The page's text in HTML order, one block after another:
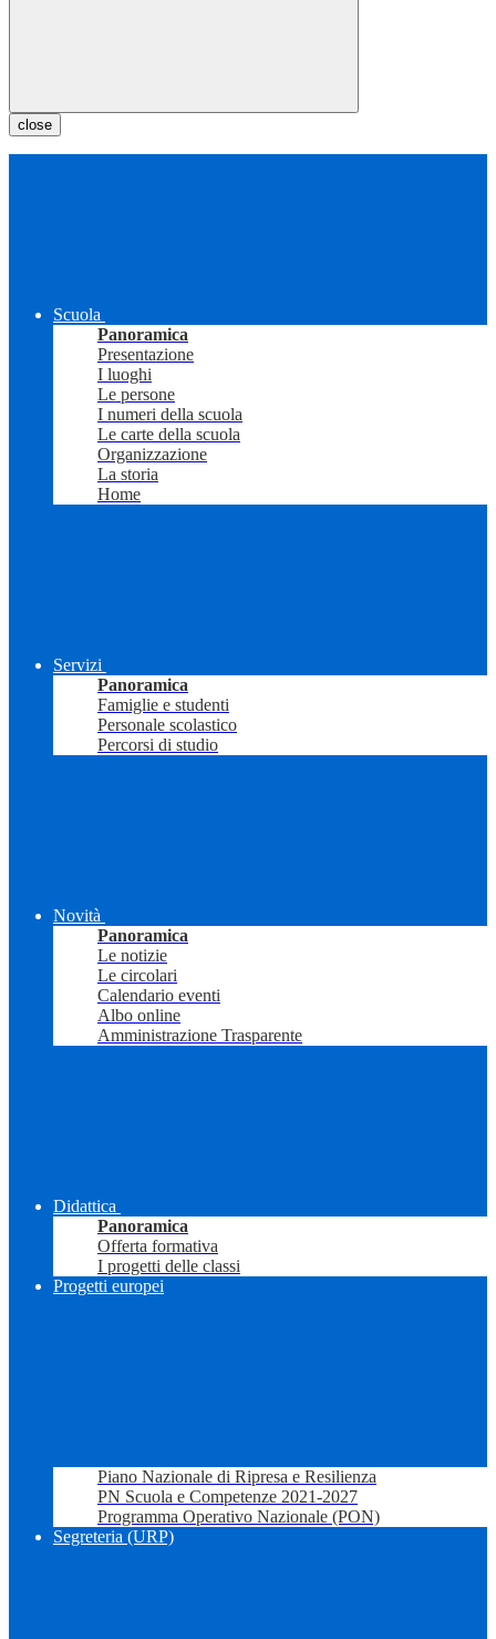
close
Scuola
Panoramica
Presentazione
I luoghi
Le persone
I numeri della scuola
Le carte della scuola
Organizzazione
La storia
Home
Servizi
Panoramica
Famiglie e studenti
Personale scolastico
Percorsi di studio
Novità
Panoramica
Le notizie
Le circolari
Calendario eventi
Albo online
Amministrazione Trasparente
Didattica
Panoramica
Offerta formativa
I progetti delle classi
Progetti europei
Piano Nazionale di Ripresa e Resilienza
PN Scuola e Competenze 2021-2027
Programma Operativo Nazionale (PON)
Segreteria (URP)